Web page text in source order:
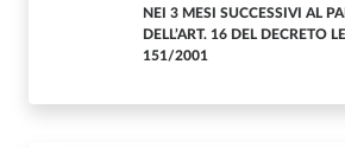
NEI 3 MESI SUCCESSIVI AL
DELL’ART. 16 DEL DECRETO
151/2001